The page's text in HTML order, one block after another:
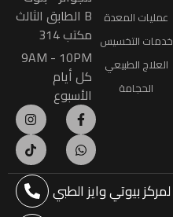
عمليات المعدة
خدمات التخسيس
العلاج الطبيعي
الحجامة
B الطابق الثالث
مكتب 314
9AM - 10PM
كل أيام
الأسبوع
لمركز بيوتي وايز الطبي